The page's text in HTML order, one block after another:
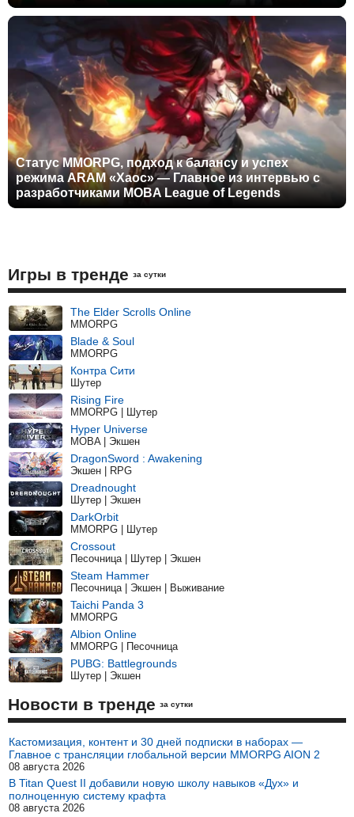
Статус MMORPG, подход к балансу и успех
режима ARAM «Хаос» — Главное из интервью с
разработчиками MOBA League of Legends
Игры в тренде за сутки
The Elder Scrolls Online
MMORPG
Blade & Soul
MMORPG
Контра Сити
Шутер
Rising Fire
MMORPG | Шутер
Hyper Universe
MOBA | Экшен
DragonSword : Awakening
Экшен | RPG
Dreadnought
Шутер | Экшен
DarkOrbit
MMORPG | Шутер
Crossout
Песочница | Шутер | Экшен
Steam Hammer
Песочница | Экшен | Выживание
Taichi Panda 3
MMORPG
Albion Online
MMORPG | Песочница
PUBG: Battlegrounds
Шутер | Экшен
Новости в тренде за сутки
Кастомизация, контент и 30 дней подписки в наборах —
Главное с трансляции глобальной версии MMORPG AION 2
08 августа 2026
В Titan Quest II добавили новую школу навыков «Дух» и
полноценную систему крафта
08 августа 2026